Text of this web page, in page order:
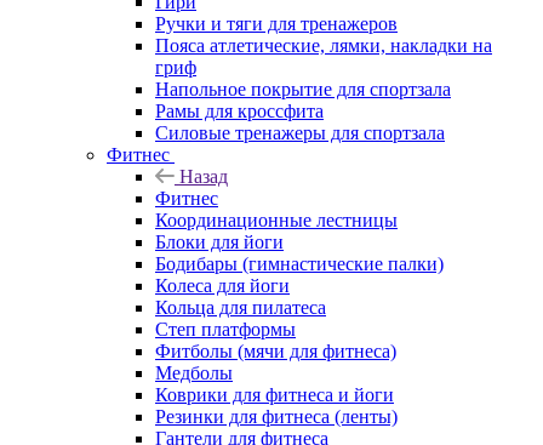
Ручки и тяги для тренажеров
Пояса атлетические, лямки, накладки на
гриф
Напольное покрытие для спортзала
Рамы для кроссфита
Силовые тренажеры для спортзала
Фитнес
Назад
Фитнес
Координационные лестницы
Блоки для йоги
Бодибары (гимнастические палки)
Колеса для йоги
Кольца для пилатеса
Степ платформы
Фитболы (мячи для фитнеса)
Медболы
Коврики для фитнеса и йоги
Резинки для фитнеса (ленты)
Гантели для фитнеса